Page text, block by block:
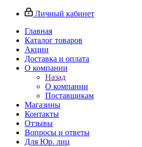
Личный кабинет
Главная
Каталог товаров
Акции
Доставка и оплата
О компании
Назад
О компании
Поставщикам
Магазины
Контакты
Отзывы
Вопросы и ответы
Для Юр. лиц